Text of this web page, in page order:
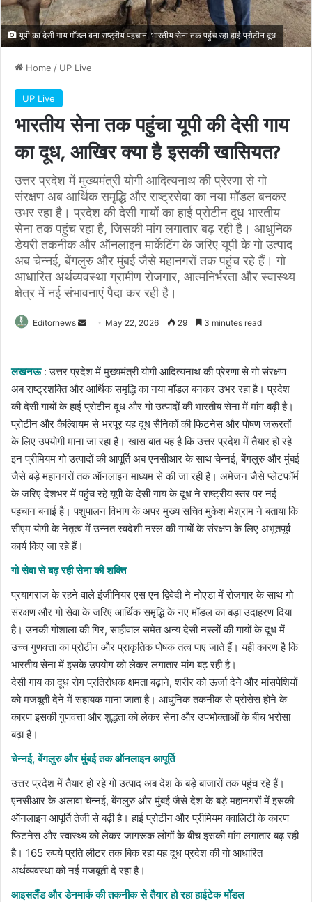
यूपी का देसी गाय मॉडल बना राष्ट्रीय पहचान, भारतीय सेना तक पहुंच रहा हाई प्रोटीन दूध
Home / UP Live
UP Live
भारतीय सेना तक पहुंचा यूपी की देसी गाय
का दूध, आखिर क्या है इसकी खासियत?
उत्तर प्रदेश में मुख्यमंत्री योगी आदित्यनाथ की प्रेरणा से गो
संरक्षण अब आर्थिक समृद्धि और राष्ट्रसेवा का नया मॉडल बनकर
उभर रहा है। प्रदेश की देसी गायों का हाई प्रोटीन दूध भारतीय
सेना तक पहुंच रहा है, जिसकी मांग लगातार बढ़ रही है। आधुनिक
डेयरी तकनीक और ऑनलाइन मार्केटिंग के जरिए यूपी के गो उत्पाद
अब चेन्नई, बेंगलुरु और मुंबई जैसे महानगरों तक पहुंच रहे हैं। गो
आधारित अर्थव्यवस्था ग्रामीण रोजगार, आत्मनिर्भरता और स्वास्थ्य
क्षेत्र में नई संभावनाएं पैदा कर रही है।
Editornews
Send May 22, 2026 29 3 minutes read
लखनऊ : उत्तर प्रदेश में मुख्यमंत्री योगी आदित्यनाथ की प्रेरणा से गो संरक्षण
अब राष्ट्रशक्ति और आर्थिक समृद्धि का नया मॉडल बनकर उभर रहा है। प्रदेश
की देसी गायों के हाई प्रोटीन दूध और गो उत्पादों की भारतीय सेना में मांग बढ़ी है।
प्रोटीन और कैल्शियम से भरपूर यह दूध सैनिकों की फिटनेस और पोषण जरूरतों
के लिए उपयोगी माना जा रहा है। खास बात यह है कि उत्तर प्रदेश में तैयार हो रहे
इन प्रीमियम गो उत्पादों की आपूर्ति अब एनसीआर के साथ चेन्नई, बेंगलुरु और मुंबई
जैसे बड़े महानगरों तक ऑनलाइन माध्यम से की जा रही है। अमेजन जैसे प्लेटफॉर्म
के जरिए देशभर में पहुंच रहे यूपी के देसी गाय के दूध ने राष्ट्रीय स्तर पर नई
पहचान बनाई है। पशुपालन विभाग के अपर मुख्य सचिव मुकेश मेश्राम ने बताया कि
सीएम योगी के नेतृत्व में उन्नत स्वदेशी नस्ल की गायों के संरक्षण के लिए अभूतपूर्व
कार्य किए जा रहे हैं।
गो सेवा से बढ़ रही सेना की शक्ति
प्रयागराज के रहने वाले इंजीनियर एस एन द्विवेदी ने नोएडा में रोजगार के साथ गो
संरक्षण और गो सेवा के जरिए आर्थिक समृद्धि के नए मॉडल का बड़ा उदाहरण दिया
है। उनकी गोशाला की गिर, साहीवाल समेत अन्य देसी नस्लों की गायों के दूध में
उच्च गुणवत्ता का प्रोटीन और प्राकृतिक पोषक तत्व पाए जाते हैं। यही कारण है कि
भारतीय सेना में इसके उपयोग को लेकर लगातार मांग बढ़ रही है।
देसी गाय का दूध रोग प्रतिरोधक क्षमता बढ़ाने, शरीर को ऊर्जा देने और मांसपेशियों
को मजबूती देने में सहायक माना जाता है। आधुनिक तकनीक से प्रोसेस होने के
कारण इसकी गुणवत्ता और शुद्धता को लेकर सेना और उपभोक्ताओं के बीच भरोसा
बढ़ा है।
चेन्नई, बेंगलुरु और मुंबई तक ऑनलाइन आपूर्ति
उत्तर प्रदेश में तैयार हो रहे गो उत्पाद अब देश के बड़े बाजारों तक पहुंच रहे हैं।
एनसीआर के अलावा चेन्नई, बेंगलुरु और मुंबई जैसे देश के बड़े महानगरों में इसकी
ऑनलाइन आपूर्ति तेजी से बढ़ी है। हाई प्रोटीन और प्रीमियम क्वालिटी के कारण
फिटनेस और स्वास्थ्य को लेकर जागरूक लोगों के बीच इसकी मांग लगातार बढ़ रही
है। 165 रुपये प्रति लीटर तक बिक रहा यह दूध प्रदेश की गो आधारित
अर्थव्यवस्था को नई मजबूती दे रहा है।
आइसलैंड और डेनमार्क की तकनीक से तैयार हो रहा हाईटेक मॉडल